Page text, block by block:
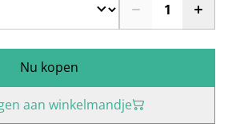
Nu kopen
aan winkelmandje